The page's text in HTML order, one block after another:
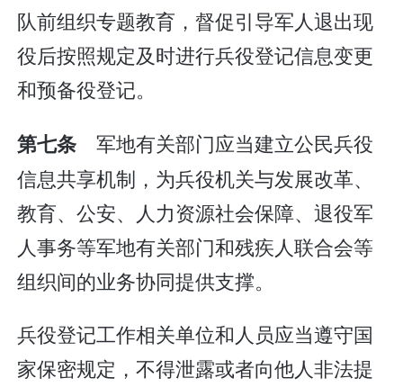
队前组织专题教育，督促引导军人退出现
役后按照规定及时进行兵役登记信息变更
和预备役登记。
第七条军地有关部门应当建立公民兵役
信息共享机制，为兵役机关与发展改革、
教育、公安、人力资源社会保障、退役军
人事务等军地有关部门和残疾人联合会等
组织间的业务协同提供支撑。
兵役登记工作相关单位和人员应当遵守国
家保密规定，不得泄露或者向他人非法提